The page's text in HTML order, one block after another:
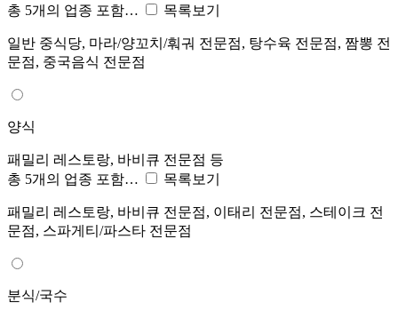
총 5개의 업종 포함…
목록보기
일반 중식당, 마라/양꼬치/훠궈 전문점, 탕수육 전문점, 짬뽕 전
문점, 중국음식 전문점
양식
패밀리 레스토랑, 바비큐 전문점 등
총 5개의 업종 포함…
목록보기
패밀리 레스토랑, 바비큐 전문점, 이태리 전문점, 스테이크 전
문점, 스파게티/파스타 전문점
분식/국수